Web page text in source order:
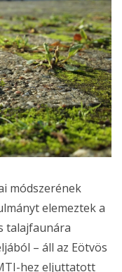
módszerének
elemeztek a
talajfaunára
– áll az Eötvös
hez eljuttatott